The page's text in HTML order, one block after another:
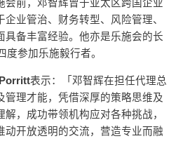
会前，邓智辉曾于亚太区跨国企业
业管治、财务转型、风险管理、
具备丰富经验。他亦是乐施会的长
度参加乐施毅行者。
表示：「邓智辉在担任代理总
管理才能，凭借深厚的策略思维及
，成功带领机构应对各种挑战，
动开放透明的交流，营造专业而融